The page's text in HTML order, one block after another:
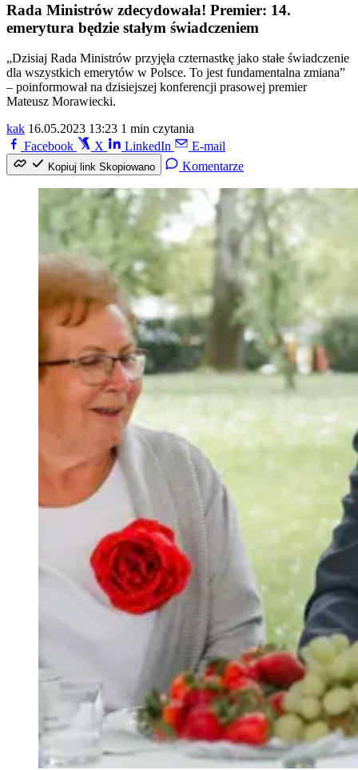
Rada Ministrów zdecydowała! Premier: 14.
emerytura będzie stałym świadczeniem
„Dzisiaj Rada Ministrów przyjęła czternastkę jako stałe świadczenie
dla wszystkich emerytów w Polsce. To jest fundamentalna zmiana”
– poinformował na dzisiejszej konferencji prasowej premier
Mateusz Morawiecki.
kak 16.05.2023 13:23 1 min czytania
Facebook
X LinkedIn E-mail
Kopiuj link Skopiowano Komentarze